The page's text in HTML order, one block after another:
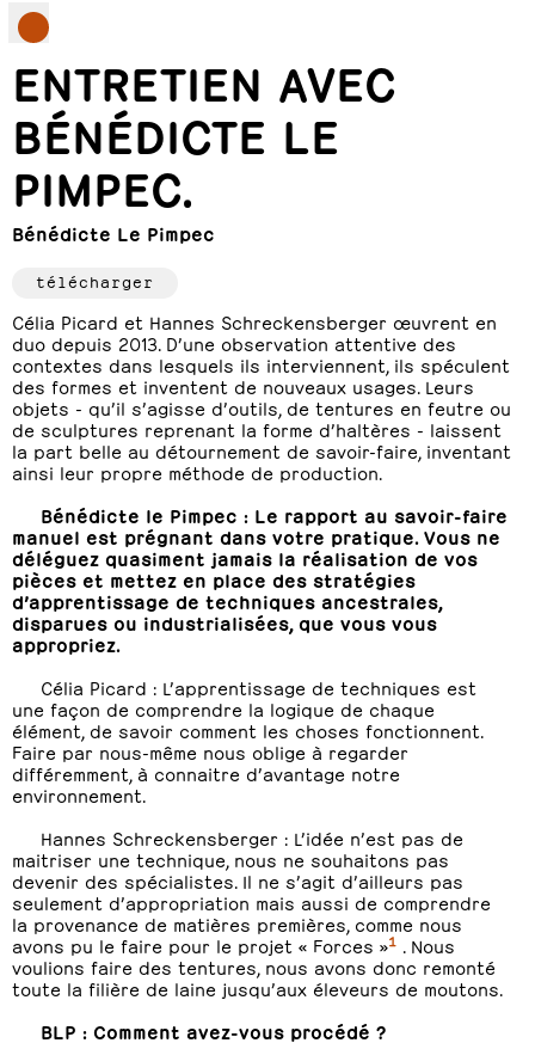
ENTRETIEN AVEC
BÉNÉDICTE LE
PIMPEC.
Bénédicte Le Pimpec
télécharger
Célia Picard et Hannes Schreckensberger œuvrent en
duo depuis 2013. D’une observation attentive des
contextes dans lesquels ils interviennent, ils spéculent
des formes et inventent de nouveaux usages. Leurs
objets - qu’il s’agisse d’outils, de tentures en feutre ou
de sculptures reprenant la forme d’haltères - laissent
la part belle au détournement de savoir-faire, inventant
ainsi leur propre méthode de production.
Bénédicte le Pimpec : Le rapport au savoir-faire
manuel est prégnant dans votre pratique. Vous ne
déléguez quasiment jamais la réalisation de vos
pièces et mettez en place des stratégies
d’apprentissage de techniques ancestrales,
disparues ou industrialisées, que vous vous
appropriez.
Célia Picard : L’apprentissage de techniques est
une façon de comprendre la logique de chaque
élément, de savoir comment les choses fonctionnent.
Faire par nous-même nous oblige à regarder
différemment, à connaitre d’avantage notre
environnement.
Hannes Schreckensberger : L’idée n’est pas de
maitriser une technique, nous ne souhaitons pas
devenir des spécialistes. Il ne s’agit d’ailleurs pas
seulement d’appropriation mais aussi de comprendre
la provenance de matières premières, comme nous
avons pu le faire pour le projet « Forces »1
. Nous
voulions faire des tentures, nous avons donc remonté
toute la filière de laine jusqu’aux éleveurs de moutons.
BLP : Comment avez-vous procédé ?